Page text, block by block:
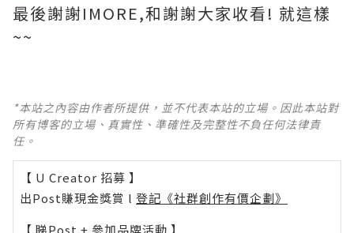
最後謝謝IMORE,和謝謝大家收看! 就這樣
~~
*本站之內容由作者所提供，並不代表本站的立場。因此本站對
所有博客的立場、真實性、準確性及完整性不負任何法律責
任。
【 U Creator 招募 】
出Post賺現金獎賞 l 登記《社群創作有價企劃》